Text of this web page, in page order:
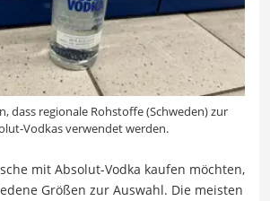
dass regionale Rohstoffe (Schweden) zur
Vodkas verwendet werden.
mit Absolut-Vodka kaufen möchten,
Größen zur Auswahl. Die meisten